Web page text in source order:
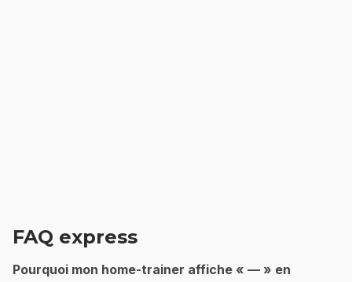
FAQ express
Pourquoi mon home-trainer affiche « — » en